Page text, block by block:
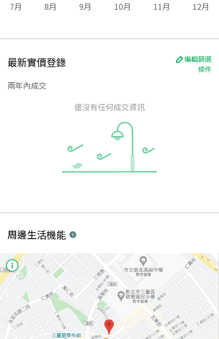
7月 8月 9月 10月 11月 12月
最新實價登錄
編輯篩選
條件
兩年內成交
還沒有任何成交資訊
周邊生活機能